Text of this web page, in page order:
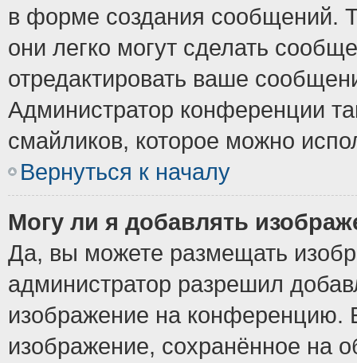
в форме создания сообщений.
они легко могут сделать
отредактировать ваше
Администратор конференции
смайликов, которое можно
Вернуться к началу
Могу ли я добавлять
Да, вы можете размещать
администратор разрешил
изображение на конференцию.
изображение, сохранённое на